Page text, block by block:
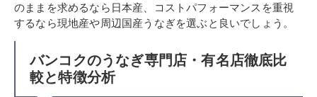
のままを求めるなら日本産、コストパフォーマンスを重視
するなら現地産や周辺国産うなぎを選ぶと良いでしょう。
バンコクのうなぎ専門店・有名店徹底比
較と特徴分析